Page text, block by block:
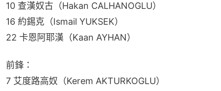
10 查漢奴古（Hakan CALHANOGLU）
16 約錫克（Ismail YUKSEK）
22 卡恩阿耶漢（Kaan AYHAN）
前鋒：
7 艾度路高奴（Kerem AKTURKOGLU）